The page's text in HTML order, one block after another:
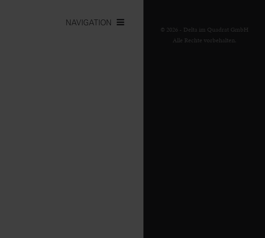
NAVIGATION
© 2026 - Delta im Quadrat GmbH
Alle Rechte vorbehalten.